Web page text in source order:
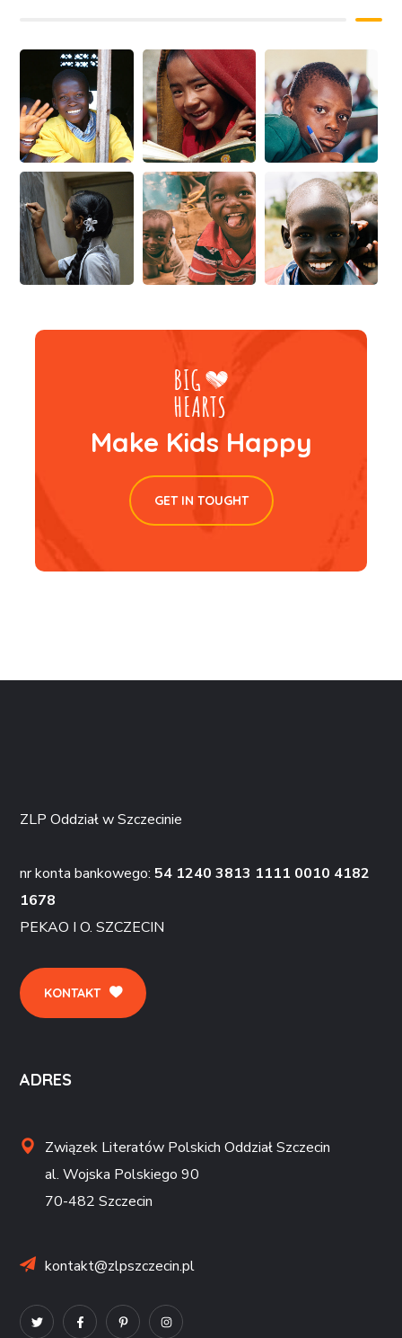
Make Kids Happy
GET IN TOUGHT
ZLP Oddział w Szczecinie
nr konta bankowego:54 1240 3813 1111 0010 4182
1678
PEKAO I O. SZCZECIN
KONTAKT
ADRES
Związek Literatów Polskich Oddział Szczecin
al. Wojska Polskiego 90
70-482 Szczecin
kontakt@zlpszczecin.pl